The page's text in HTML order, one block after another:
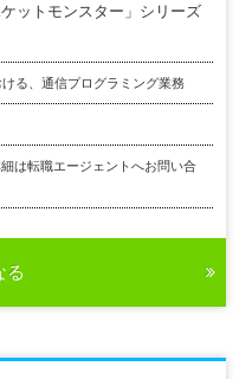
ットモンスター」シリーズ
る、通信プログラミング業務
は転職エージェントへお問い合
る